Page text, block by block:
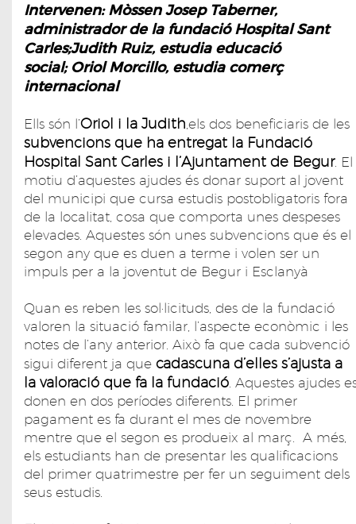
Intervenen: Mòssen Josep Taberner,
administrador de la fundació Hospital Sant
Carles;Judith Ruiz, estudia educació
social; Oriol Morcillo, estudia comerç
internacional
Ells són l’Oriol i la Judith ,els dos beneficiaris de les
subvencions que ha entregat la Fundació
Hospital Sant Carles i l’Ajuntament de Begur. El
motiu d’aquestes ajudes és donar suport al jovent
del municipi que cursa estudis postobligatoris fora
de la localitat, cosa que comporta unes despeses
elevades. Aquestes són unes subvencions que és el
segon any que es duen a terme i volen ser un
impuls per a la joventut de Begur i Esclanyà
Quan es reben les sol·licituds, des de la fundació
valoren la situació familar, l’aspecte econòmic i les
notes de l’any anterior. Això fa que cada subvenció
sigui diferent ja que cadascuna d’elles s’ajusta a
la valoració que fa la fundació . Aquestes ajudes
donen en dos períodes diferents. El primer
pagament es fa durant el mes de novembre
mentre que el segon es produeix al març. A més,
els estudiants han de presentar les qualificacions
del primer quatrimestre per fer un seguiment dels
seus estudis.